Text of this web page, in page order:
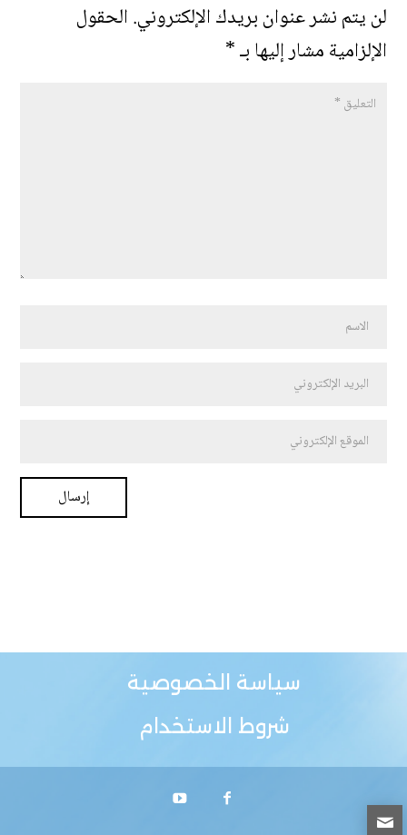
لن يتم نشر عنوان بريدك الإلكتروني.الحقول
الإلزامية مشار إليها بـ*
سياسة الخصوصية
شروط الاستخدام